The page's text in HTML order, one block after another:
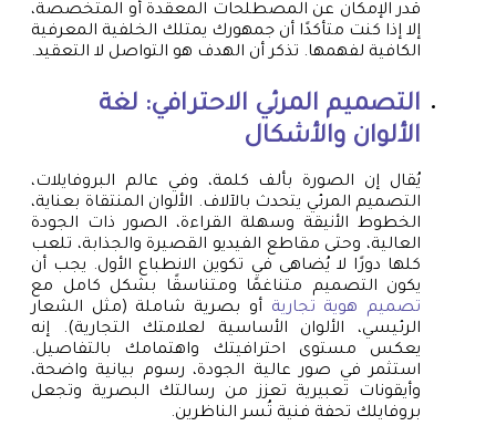
قدر الإمكان عن المصطلحات المعقدة أو المتخصصة،
إلا إذا كنت متأكدًا أن جمهورك يمتلك الخلفية المعرفية
الكافية لفهمها. تذكر أن الهدف هو التواصل لا التعقيد.
التصميم المرئي الاحترافي: لغة
الألوان والأشكال
يُقال إن الصورة بألف كلمة، وفي عالم البروفايلات،
التصميم المرئي يتحدث بالآلاف. الألوان المنتقاة بعناية،
الخطوط الأنيقة وسهلة القراءة، الصور ذات الجودة
العالية، وحتى مقاطع الفيديو القصيرة والجذابة، تلعب
كلها دورًا لا يُضاهى في تكوين الانطباع الأول. يجب أن
يكون التصميم متناغمًا ومتناسقًا بشكل كامل مع
تصميم هوية تجارية أو بصرية شاملة (مثل الشعار
الرئيسي، الألوان الأساسية لعلامتك التجارية). إنه
يعكس مستوى احترافيتك واهتمامك بالتفاصيل.
استثمر في صور عالية الجودة، رسوم بيانية واضحة،
وأيقونات تعبيرية تعزز من رسالتك البصرية وتجعل
بروفايلك تحفة فنية تُسر الناظرين.